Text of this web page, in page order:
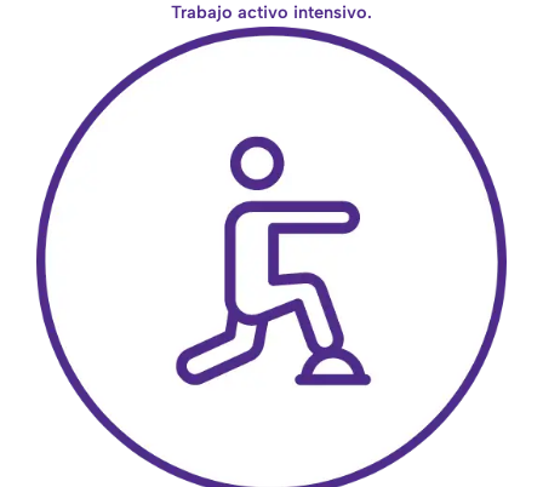
Trabajo activo intensivo.